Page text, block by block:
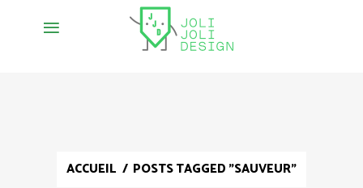
ACCUEIL / POSTS TAGGED "SAUVEUR"